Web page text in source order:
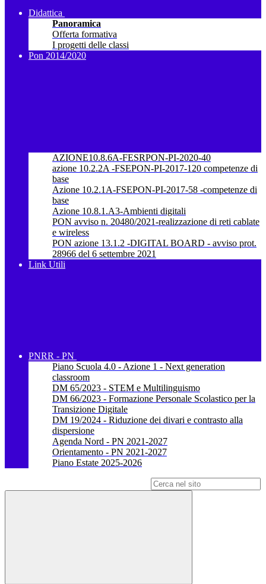
Didattica
Panoramica
Offerta formativa
I progetti delle classi
Pon 2014/2020
AZIONE10.8.6A-FESRPON-PI-2020-40
azione 10.2.2A -FSEPON-PI-2017-120 competenze di
base
Azione 10.2.1A-FSEPON-PI-2017-58 -competenze di
base
Azione 10.8.1.A3-Ambienti digitali
PON avviso n. 20480/2021-realizzazione di reti cablate
e wireless
PON azione 13.1.2 -DIGITAL BOARD - avviso prot.
28966 del 6 settembre 2021
Link Utili
PNRR - PN
Piano Scuola 4.0 - Azione 1 - Next generation
classroom
DM 65/2023 - STEM e Multilinguismo
DM 66/2023 - Formazione Personale Scolastico per la
Transizione Digitale
DM 19/2024 - Riduzione dei divari e contrasto alla
dispersione
Agenda Nord - PN 2021-2027
Orientamento - PN 2021-2027
Piano Estate 2025-2026